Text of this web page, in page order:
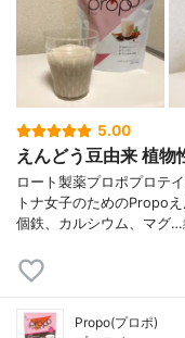
5.00
えんどう豆由来 植物
ロート製薬プロポプロテ
トナ女子のためのPropo
個鉄、カルシウム、マグ…
Propo(プロポ)